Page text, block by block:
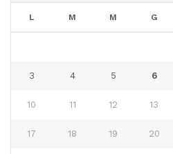
L M M G
3 4 5 6
10 11 12 13
17 18 19 20